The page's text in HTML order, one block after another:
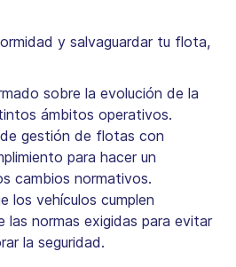
y salvaguardar tu flota,
sobre la evolución de la
ámbitos operativos.
gestión de flotas con
para hacer un
cambios normativos.
los vehículos cumplen
las normas exigidas para evitar
la seguridad.